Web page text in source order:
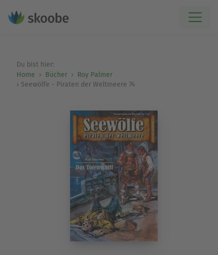
Du bist hier:
Home
Bücher
Roy Palmer
Seewölfe - Piraten der Weltmeere 74